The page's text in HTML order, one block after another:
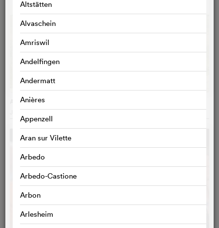
Altstätten
Alvaschein
Amriswil
Andelfingen
Andermatt
Anières
Appenzell
Aran sur Vilette
Arbedo
Arbedo-Castione
Arbon
Arlesheim
Andrea lässt sich scheiden
Josef Hader, Autriche